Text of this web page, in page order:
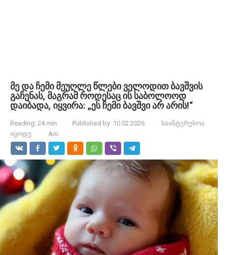
მე და ჩემი მეუღლე წლები ველოდით ბავშვის
გაჩენას, მაგრამ როდესაც ის საბოლოოდ
დაიბადა, იყვირა: „ეს ჩემი ბავშვი არ არის!“
Reading: 24 min Published by: 10.02.2026
საინტერესოა
იცოდე
Ani